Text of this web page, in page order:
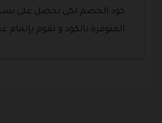
كود الخصم لكي تحصل على
المتوفرة بالكود و تقوم بإتمام